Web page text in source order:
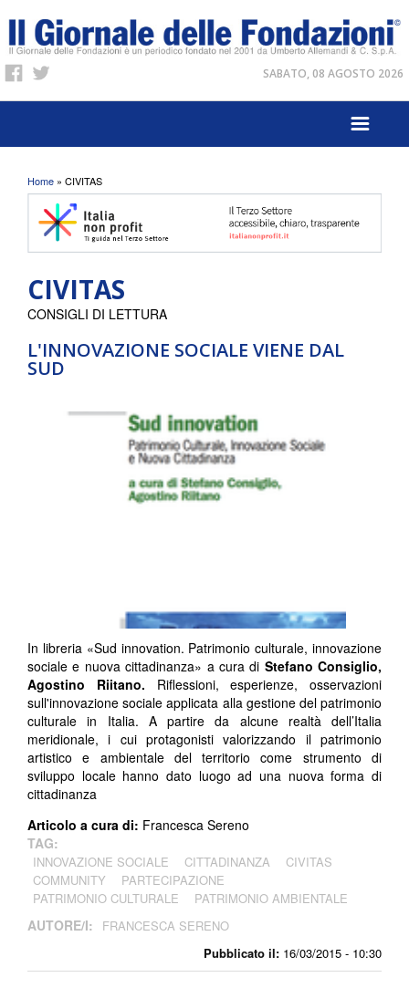
SABATO, 08 AGOSTO 2026
Tu sei qui
Home » CIVITAS
CIVITAS
L'INNOVAZIONE SOCIALE VIENE DAL
SUD
Pubblicato il: 16/03/2015 - 10:30
CONSIGLI DI LETTURA
In libreria «Sud innovation. Patrimonio culturale, innovazione
sociale e nuova cittadinanza» a cura di Stefano Consiglio,
Agostino Riitano. Riflessioni, esperienze, osservazioni
sull'innovazione sociale applicata alla gestione del patrimonio
culturale in Italia. A partire da alcune realtà dell’Italia
meridionale, i cui protagonisti valorizzando il patrimonio
artistico e ambientale del territorio come strumento di
sviluppo locale hanno dato luogo ad una nuova forma di
cittadinanza
Articolo a cura di: Francesca Sereno
TAG:
INNOVAZIONE SOCIALE CITTADINANZA
CIVITAS
COMMUNITY
PARTECIPAZIONE
PATRIMONIO CULTURALE
PATRIMONIO AMBIENTALE
AUTORE/I: FRANCESCA SERENO